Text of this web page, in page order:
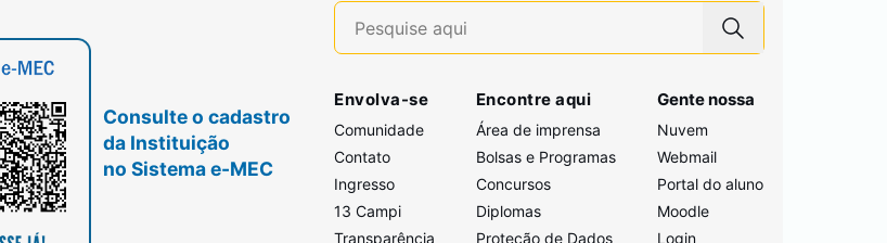
Consulte o cadastro
da Instituição
no Sistema e-MEC
Envolva-se
Comunidade
Contato
Ingresso
13 Campi
Transparência
Encontre aqui
Área de imprensa
Bolsas e Programas
Concursos
Diplomas
Proteção de Dados
Gente nossa
Nuvem
Webmail
Portal do aluno
Moodle
Login